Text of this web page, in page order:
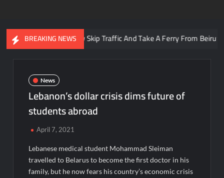
BREAKING NEWS
You Can Now Skip Traffic And Take A Ferry From Beirut To
News
Lebanon’s dollar crisis dims future of
students abroad
April 7, 2021
Lebanese medical student Mohammad Sleiman
travelled to Belarus to become the first doctor in his
family, but he now fears his country’s economic crisis